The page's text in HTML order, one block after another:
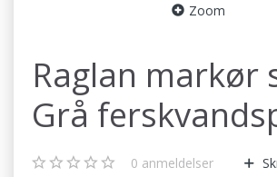
Zoom
Raglan markør
Grå
0 anmeldelser